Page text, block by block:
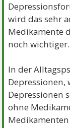
wird das sehr
Medikamente
noch wichtiger.
In der
Depressionen
ohne